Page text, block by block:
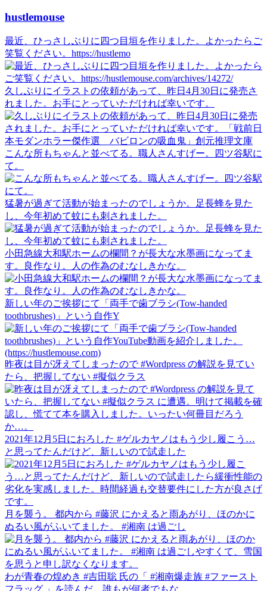
hustlemouse
最近、ひっさしぶりに四つ目垣を作りました。よかったらご
笑覧ください。https://hustlemo
久しぶりにイラストの依頼があって、昨日4月30日に発売さ
れました。お手にとっていただければ幸いです。
こんな所もちゃんと並べてる。職人さんすげー。四ツ谷駅に
て。
猛暑が過ぎて活動が始まったのでしょうか。足長蜂を見た
し、今年初めて蚊にも刺されました。
小田急線大和駅ホームの欄間？が長大な水墨画になってま
す。良作なり。人の作為のむなしきかな。
新しい年のご挨拶にて「両手で歯ブラシ(Tow-handed
toothbrushes)」という自作Y
昨夜は目が冴えてしまったので #Wordpress の解説を見てい
たら、把握してない #擬似クラス
2021年12月5日におろした #ゲルカヤノはもう少し履こう…
と思ってたんだけど、新しいので試走した
月を襲う。 都内から #藤沢 にかえると雨あがり、ほのかに
ぬるい風がふいてました。 #湘南 は過ごし
わが青春の煌めき #吉田聡 氏の「 #湘南爆走族 #ファースト
フラッグ 」を読んだ。誰もが何者でもな